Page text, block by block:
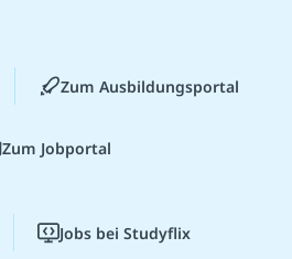
Zum Ausbildungsportal
Zum Jobportal
Jobs bei Studyflix